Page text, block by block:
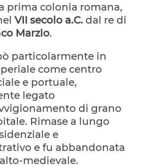
prima colonia romana,
VII secolo a.C.dal re di
Marzio.
particolarmente in
come centro
e portuale,
legato
di grano
Rimase a lungo
e
e fu abbandonata
medievale.